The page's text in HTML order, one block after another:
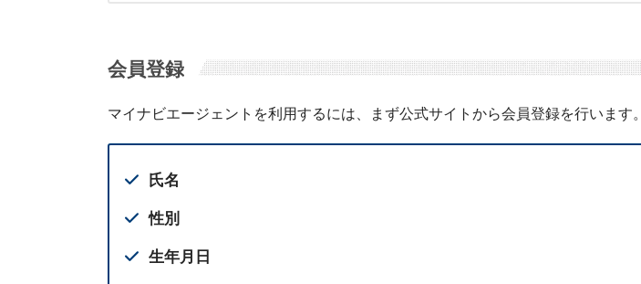
会員登録
マイナビエージェントを利用するには、まず公式サイトから会員登録を行います。
氏名
性別
生年月日